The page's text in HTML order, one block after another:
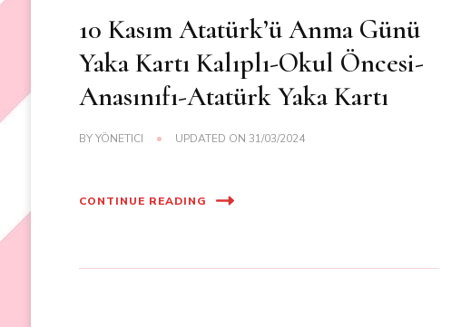
10 Kasım Atatürk’ü Anma Günü
Yaka Kartı Kalıplı-Okul Öncesi-
Anasınıfı-Atatürk Yaka Kartı
BYYÖNETICI UPDATED ON 31/03/2024
CONTINUE READING